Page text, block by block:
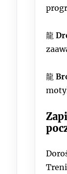
龍
龍